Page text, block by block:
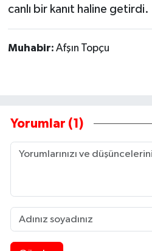
canlı bir kanıt haline getirdi.
Muhabir: Afşın Topçu
Yorumlar (1)